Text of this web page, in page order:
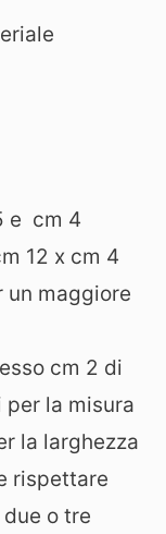
e cm 4
12 x cm 4
un maggiore
cm 2 di
la misura
la larghezza
rispettare
o tre